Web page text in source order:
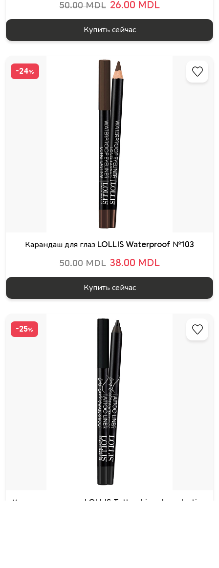
50.00 MDL 26.00 MDL
Купить сейчас
-24%
Карандаш для глаз LOLLIS Waterproof №103
50.00 MDL 38.00 MDL
Купить сейчас
-25%
Карандаш для глаз LOLLIS Tattoo Liner Longlasting